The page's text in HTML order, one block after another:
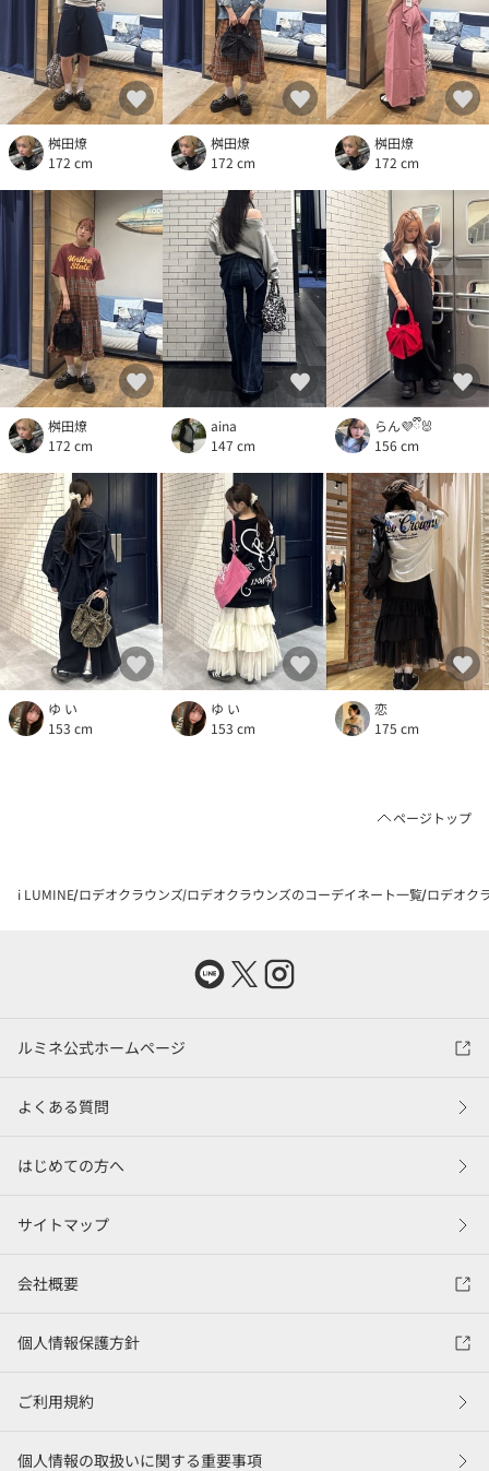
桝田燎
172 cm
桝田燎
172 cm
桝田燎
172 cm
桝田燎
172 cm
aina
147 cm
らん💜ྀི🐰
156 cm
ゆ い
153 cm
ゆ い
153 cm
恋
175 cm
ページトップ
i LUMINE ロデオクラウンズ ロデオクラウンズのコーデイネート一覧 ロデオク
ルミネ公式ホームページ
よくある質問
はじめての方へ
サイトマップ
会社概要
個人情報保護方針
ご利用規約
個人情報の取扱いに関する重要事項